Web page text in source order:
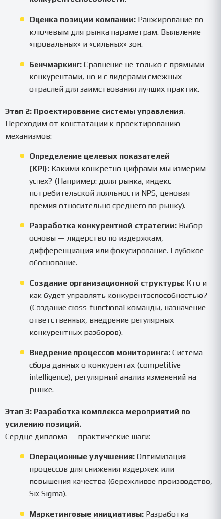
Оценка позиции компании: Ранжирование по
ключевым для рынка параметрам. Выявление
«провальных» и «сильных» зон.
Бенчмаркинг: Сравнение не только с прямыми
конкурентами, но и с лидерами смежных
отраслей для заимствования лучших практик.
Этап 2: Проектирование системы управления.
Переходим от констатации к проектированию
механизмов:
Определение целевых показателей
(KPI): Какими конкретно цифрами мы измерим
успех? (Например: доля рынка, индекс
потребительской лояльности NPS, ценовая
премия относительно среднего по рынку).
Разработка конкурентной стратегии: Выбор
основы — лидерство по издержкам,
дифференциация или фокусирование. Глубокое
обоснование.
Создание организационной структуры: Кто и
как будет управлять конкурентоспособностью?
(Создание cross-functional команды, назначение
ответственных, внедрение регулярных
конкурентных разборов).
Внедрение процессов мониторинга: Система
сбора данных о конкурентах (competitive
intelligence), регулярный анализ изменений на
рынке.
Этап 3: Разработка комплекса мероприятий по
усилению позиций.
Сердце диплома — практические шаги:
Операционные улучшения: Оптимизация
процессов для снижения издержек или
повышения качества (бережливое производство,
Six Sigma).
Маркетинговые инициативы: Разработка